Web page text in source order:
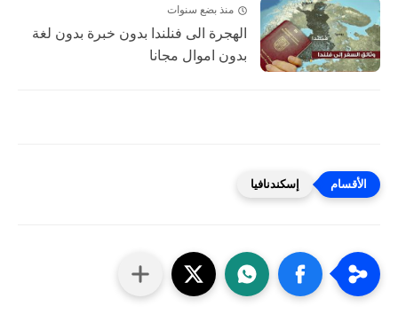
منذ بضع سنوات
الهجرة الى فنلندا بدون خبرة بدون لغة
بدون اموال مجانا
إسكندنافيا